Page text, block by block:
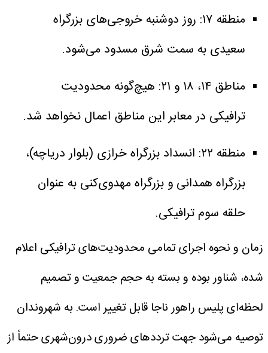
منطقه ۱۷: روز دوشنبه خروجی‌های بزرگراه
سعیدی به سمت شرق مسدود می‌شود.
مناطق ۱۴، ۱۸ و ۲۱: هیچ‌گونه محدودیت
ترافیکی در معابر این مناطق اعمال نخواهد شد.
منطقه ۲۲: انسداد بزرگراه خرازی (بلوار دریاچه)،
بزرگراه همدانی و بزرگراه مهدوی‌کنی به عنوان
حلقه سوم ترافیکی.
زمان و نحوه اجرای تمامی محدودیت‌های ترافیکی اعلام
شده، شناور بوده و بسته به حجم جمعیت و تصمیم
لحظه‌ای پلیس راهور ناجا قابل تغییر است. به شهروندان
توصیه می‌شود جهت ترددهای ضروری درون‌شهری حتماً از